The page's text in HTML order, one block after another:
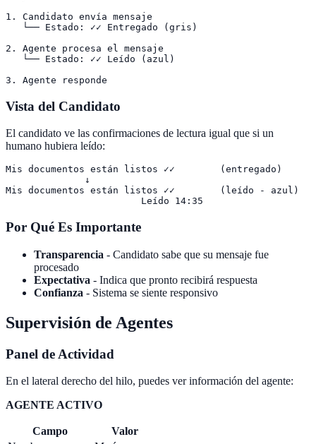
1. Candidato envía mensaje
   └── Estado: ✓✓ Entregado (gris)
2. Agente procesa el mensaje
   └── Estado: ✓✓ Leído (azul)
Vista del Candidato
El candidato ve las confirmaciones de lectura igual que si un
humano hubiera leído:
Mis documentos están listos ✓✓        (entregado)
              ↓
Mis documentos están listos ✓✓        (leído - azul)
Por Qué Es Importante
Transparencia - Candidato sabe que su mensaje fue
procesado
Expectativa - Indica que pronto recibirá respuesta
Confianza - Sistema se siente responsivo
Supervisión de Agentes
Panel de Actividad
En el lateral derecho del hilo, puedes ver información del agente:
AGENTE ACTIVO
Campo
Valor